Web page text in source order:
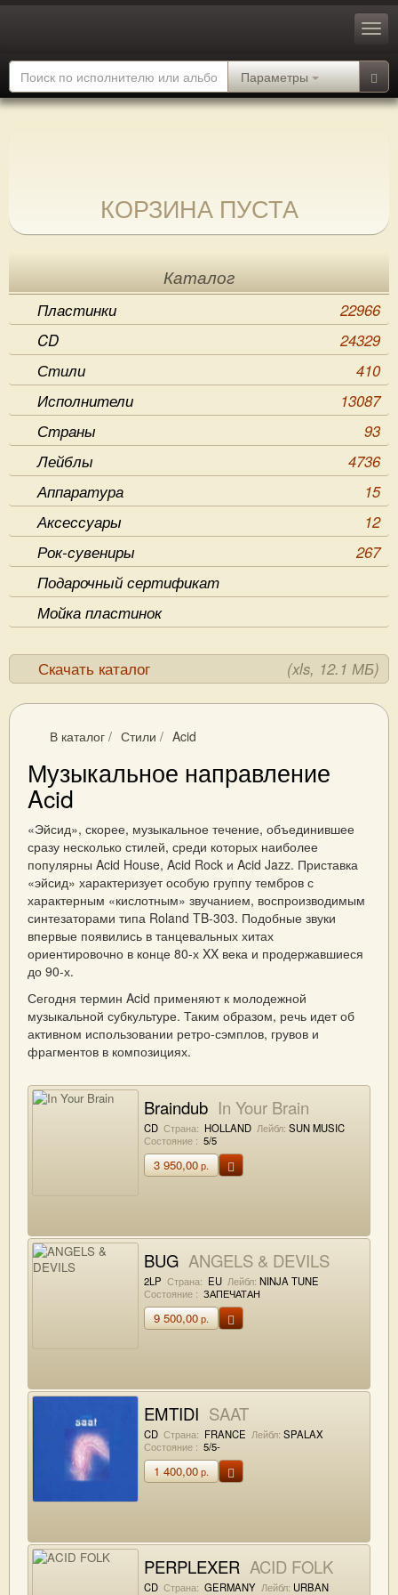
Параметры
КОРЗИНА ПУСТА
Каталог
Пластинки
22966
CD
24329
Стили
410
Исполнители
13087
Страны
93
Лейблы
4736
Аппаратура
15
Аксессуары
12
Рок-сувениры
267
Подарочный сертификат
Мойка пластинок
Скачать каталог (xls, 12.1 МБ)
В каталог / Стили / Acid
Музыкальное направление
Acid
«Эйсид», скорее, музыкальное течение, объединившее
сразу несколько стилей, среди которых наиболее
популярны Acid House, Acid Rock и Acid Jazz. Приставка
«эйсид» характеризует особую группу тембров с
характерным «кислотным» звучанием, воспроизводимым
синтезаторами типа Roland TB-303. Подобные звуки
впервые появились в танцевальных хитах
ориентировочно в конце 80-х XX века и продержавшиеся
до 90-х.
Сегодня термин Acid применяют к молодежной
музыкальной субкультуре. Таким образом, речь идет об
активном использовании ретро-сэмплов, грувов и
фрагментов в композициях.
Braindub In Your Brain
CD Страна: HOLLAND Лейбл: SUN MUSIC
Состояние : 5/5
3 950,00р.
BUG ANGELS & DEVILS
2LP Страна: EU Лейбл: NINJA TUNE
Состояние : ЗАПЕЧАТАН
9 500,00р.
EMTIDI SAAT
CD Страна: FRANCE Лейбл: SPALAX
Состояние : 5/5-
1 400,00р.
PERPLEXER ACID FOLK
CD Страна: GERMANY Лейбл: URBAN